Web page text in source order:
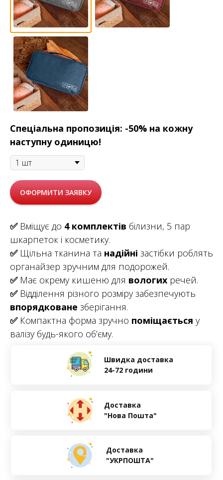
Спеціальна пропозиція: -50% на кожну
наступну одиницю!
ОФОРМИТИ ЗАЯВКУ
✅Вміщує до 4 комплектів білизни, 5 пар
шкарпеток і косметику.
✅Щільна тканина та надійні застібки роблять
органайзер зручним для подорожей.
✅Має окрему кишеню для вологих речей.
✅Відділення різного розміру забезпечують
впорядковане зберігання.
✅Компактна форма зручно поміщається у
валізу будь-якого об’єму.
Швидка доставка
24-72 години
Доставка
"Нова Пошта"
Доставка
"УКРПОШТА"